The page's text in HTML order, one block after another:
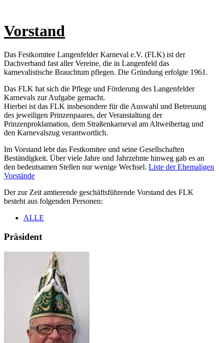
Vorstand
Das Festkomitee Langenfelder Karneval e.V. (FLK) ist der
Dachverband fast aller Vereine, die in Langenfeld das
karnevalistische Brauchtum pflegen. Die Gründung erfolgte 1961.
Das FLK hat sich die Pflege und Förderung des Langenfelder
Karnevals zur Aufgabe gemacht.
Hierbei ist das FLK insbesondere für die Auswahl und Betreuung
des jeweiligen Prinzenpaares, der Veranstaltung der
Prinzenproklamation, dem Straßenkarneval am Altweibertag und
den Karnevalszug verantwortlich.
Im Vorstand lebt das Festkomitee und seine Gesellschaften
Beständigkeit. Über viele Jahre und Jahrzehnte hinweg gab es an
den bedeutsamen Stellen nur wenige Wechsel. Liste der Ehemaligen
Vorstände
Der zur Zeit amtierende geschäftsführende Vorstand des FLK
besteht aus folgenden Personen:
ALLE
Präsident